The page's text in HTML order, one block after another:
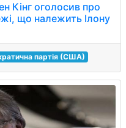
Кінг оголосив про
що належить Ілону
партія (США)